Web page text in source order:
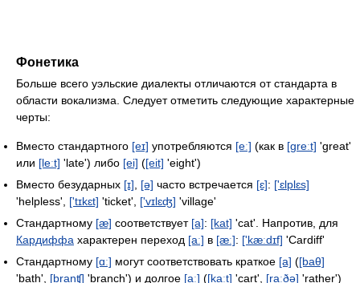
Фонетика
Больше всего уэльские диалекты отличаются от стандарта в
области вокализма. Следует отметить следующие характерные
черты:
Вместо стандартного [eɪ] употребляются [eː] (как в [greːt] 'great'
или [leːt] 'late') либо [ei] ([eit] 'eight')
Вместо безударных [ɪ] [ə] часто встречается [ɛ]: ['ɛlplɛs]
'helpless', ['tɪkɛt] 'ticket', ['vɪlɛʤ] 'village'
Стандартному [æ] соответствует [a]: [kat] 'cat'. Напротив, для
Кардиффа характерен переход [aː] в [æː]: ['kæːdɪf] 'Cardiff'
Стандартному [ɑː] могут соответствовать краткое [a] ([baθ]
'bath', [branʧ] 'branch') и долгое [aː] ([kaːt] 'cart', [raːðə] 'rather')